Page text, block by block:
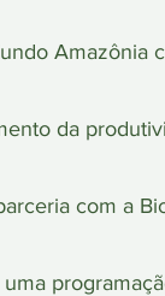
Amazônia
da
com a